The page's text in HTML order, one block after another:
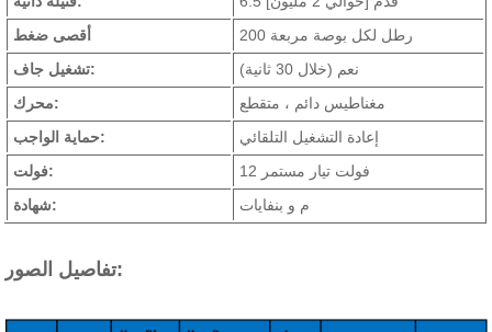
أقصى ضغط
200 رطل لكل بوصة مربعة
تشغيل جاف:
نعم (خلال 30 ثانية)
محرك:
مغناطيس دائم ، متقطع
حماية الواجب:
إعادة التشغيل التلقائي
فولت:
12 فولت تيار مستمر
شهادة:
م و بنفايات
تفاصيل الصور: